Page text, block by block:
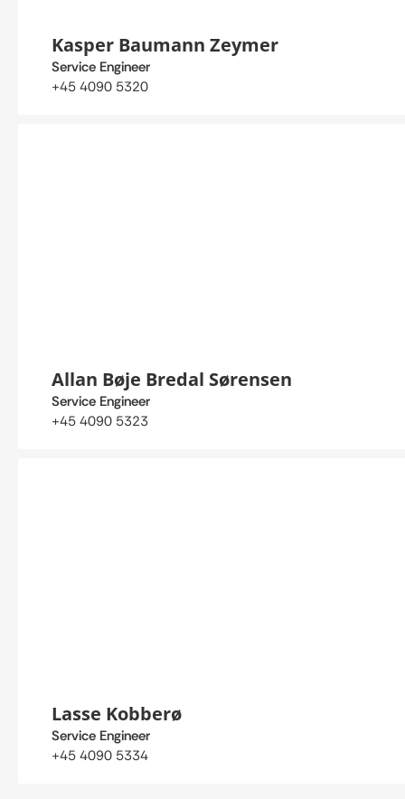
Kasper Baumann Zeymer
Service Engineer
+45 4090 5320
Allan Bøje Bredal Sørensen
Service Engineer
+45 4090 5323
Lasse Kobberø
Service Engineer
+45 4090 5334